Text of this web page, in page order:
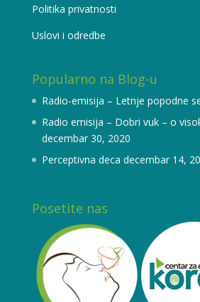
Politika privatnosti
Uslovi i odredbe
Popularno na Blog-u
Radio-emisija – Letnje popodne
Radio emisija – Dobri vuk – o
decembar 30, 2020
Perceptivna deca decembar 14,
Posetite nas